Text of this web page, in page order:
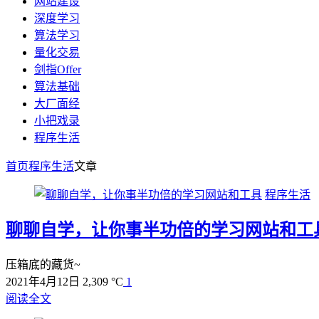
深度学习
算法学习
量化交易
剑指Offer
算法基础
大厂面经
小把戏录
程序生活
首页程序生活文章
程序生活
聊聊自学，让你事半功倍的学习网站和工
压箱底的藏货~
2021年4月12日 2,309 °C 1
阅读全文